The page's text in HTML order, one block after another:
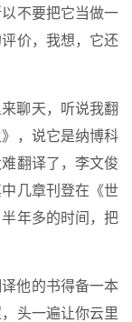
不要把它当做一
价，我想，它还
聊天，听说我翻
，说它是纳博科
翻译了，李文俊
几章刊登在《世
年多的时间，把
他的书得备一本
头一遍让你云里